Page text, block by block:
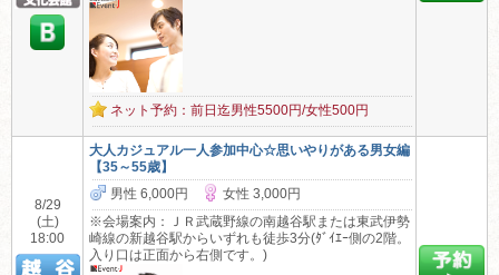
ネット予約：前日迄男性5500円/女性500円
8/29
(土)
18:00
大人カジュアル一人参加中心☆思いやりがある男女編
【35～55歳】
男性 6,000円
女性 3,000円
※会場案内：ＪＲ武蔵野線の南越谷駅または東武伊勢
崎線の新越谷駅からいずれも徒歩3分(ﾀﾞｲｴｰ側の2階。
入り口は正面から右側です。)